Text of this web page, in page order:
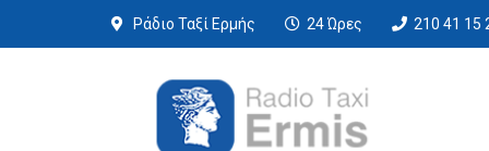
Ράδιο Ταξί Ερμής 24 Ώρες 210 41 15